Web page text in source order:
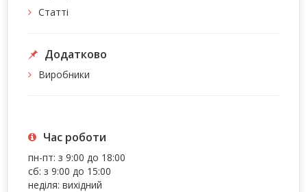
Статті
Додатково
Виробники
Час роботи
пн-пт: з 9:00 до 18:00
сб: з 9:00 до 15:00
неділя: вихідний